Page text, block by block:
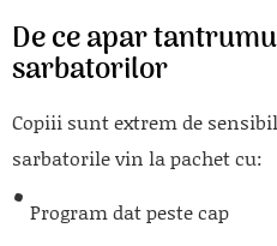
De ce apar
sarbatorilor
Copiii sunt extrem de
sarbatorile vin la pachet cu:
Program dat peste cap